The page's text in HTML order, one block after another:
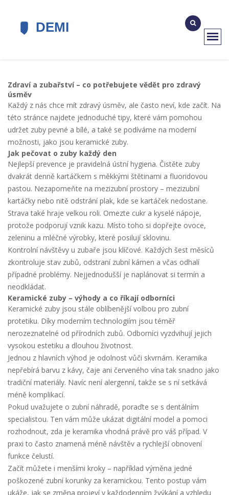
Zdraví a zubařství – co potřebujete vědět pro zdravý
úsměv
Každý z nás chce mít zdravý úsměv, ale často neví, kde začít. Na
této stránce najdete jednoduché tipy, které vám pomohou
udržet zuby pevné a bílé, a také se podíváme na moderní
možnosti, jako jsou keramické zuby.
Jak pečovat o zuby každý den
Nejlepší prevence je pravidelná ústní hygiena. Čistěte zuby
dvakrát denně kartáčkem s měkkými štětinami a fluoridovou
pastou. Nezapomeňte na mezizubní prostory – mezizubní
kartáčky nebo nitě odstrání plak, kde se kartáček nedostane.
Strava také hraje velkou roli. Omezte cukr a kyselé nápoje,
protože podporují vznik kazu. Místo toho si dopřejte ovoce,
zeleninu a mléčné výrobky, které posilují sklovinu.
Kontrolní návštěvy u zubaře jsou klíčové. Každých šest měsíců
zkontroluje stav zubů, odstraní zubní kámen a včas odhalí
případné problémy. Nejjednodušší je naplánovat si termín a
neodkládat.
Keramické zuby – výhody a co říkají odborníci
Keramické zuby jsou stále oblíbenější volbou pro zubní
protetiku. Díky moderním technologiím jsou téměř
nerozeznatelné od přírodních zubů. Odborníci vyzdvihují jejich
vysokou estetiku a dlouhou životnost.
Jednou z hlavních výhod je odolnost vůči skvrnám. Keramika
nepřebírá barvu z kávy, čaje ani červeného vína tak snadno jako
tradiční materiály. Navíc není alergenní, takže se s ní setkává
méně komplikací.
Pokud uvažujete o zubní náhradě, poraďte se s dentálním
specialistou. Ten vám může ukázat digitální model a pomoci
rozhodnout, zda je keramika vhodná právě pro váš případ. V
praxi to často znamená méně návštěv a rychlejší obnovení
funkce čelustí.
Začít můžete i menšími kroky – například výměna jedné
poškozené zubní korunky za keramickou. Tento postup vám
ukáže, jak se změna projeví v každodenním žvýkání a vzhledu